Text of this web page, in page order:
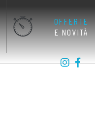
OFFERTE
E NOVITÀ